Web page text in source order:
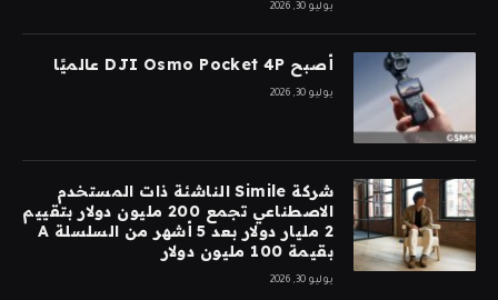
يوليو 30, 2026
أصبح DJI Osmo Pocket 4P عالميًا
يوليو 30, 2026
شركة Simile الناشئة ذات المستخدم
الاصطناعي تجمع 200 مليون دولار بتقييم
2 مليار دولار بعد 5 أشهر من السلسلة A
بقيمة 100 مليون دولار
يوليو 30, 2026